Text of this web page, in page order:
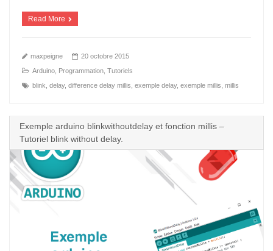
Read More
maxpeigne
20 octobre 2015
Arduino
Programmation ,Tutoriels
blink ,delay,difference delay millis ,exemple delay,exemple millis ,millis
Exemple arduino blinkwithoutdelay et fonction millis –
Tutoriel blink without delay.